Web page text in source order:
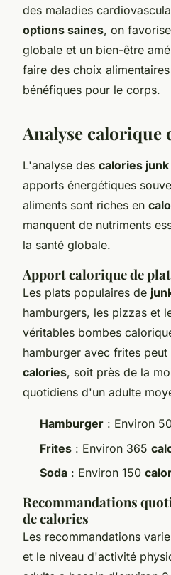
des maladies
options saines, on
globale et un bien-être
faire des choix
bénéfiques pour le corps.
Analyse calorique
L'analyse des calories
apports énergétiques
aliments sont riches en
manquent de nutriments
la santé globale.
Apport calorique de
Les plats populaires de
hamburgers, les pizzas et
véritables bombes
hamburger avec frites
calories, soit près de la
quotidiens d'un adulte
Hamburger : Environ
Frites : Environ 365
Soda : Environ 150
Recommandations
de calories
Les recommandations
et le niveau d'activité